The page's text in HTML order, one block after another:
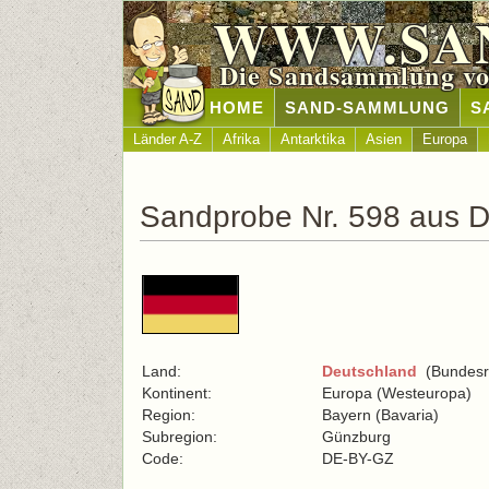
Die Sandsammlung
HOME SAND-SAMMLUNG
Länder A-Z Afrika Antarktika Asien Europa
Sandprobe Nr. 598 aus
Land: Deutschland
Kontinent:
Europa (Westeuropa)
Region:
Bayern (Bavaria)
Subregion:
Günzburg
Code:
DE-BY-GZ